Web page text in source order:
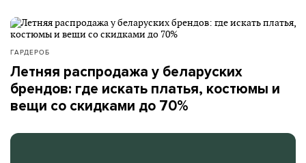
ГАРДЕРОБ
Летняя распродажа у беларуских
брендов: где искать платья, костюмы и
вещи со скидками до 70%